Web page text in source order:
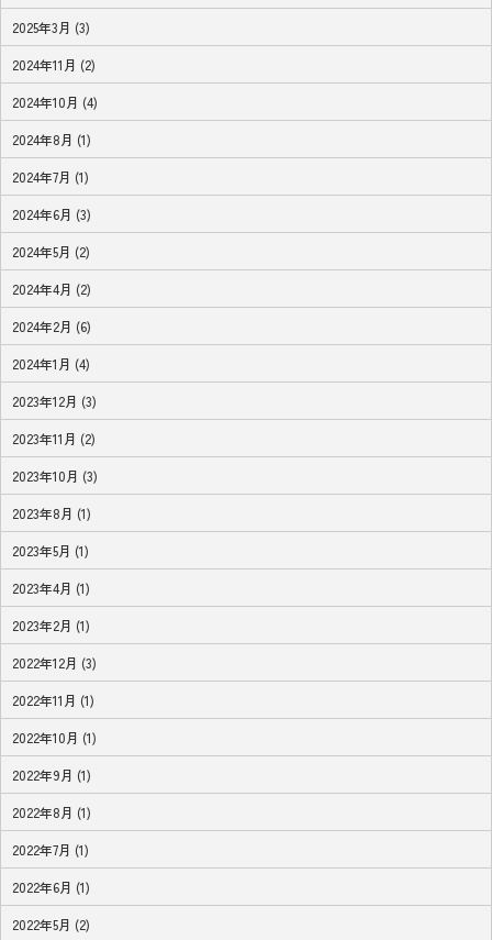
2025年3月 (3)
2024年11月 (2)
2024年10月 (4)
2024年8月 (1)
2024年7月 (1)
2024年6月 (3)
2024年5月 (2)
2024年4月 (2)
2024年2月 (6)
2024年1月 (4)
2023年12月 (3)
2023年11月 (2)
2023年10月 (3)
2023年8月 (1)
2023年5月 (1)
2023年4月 (1)
2023年2月 (1)
2022年12月 (3)
2022年11月 (1)
2022年10月 (1)
2022年9月 (1)
2022年8月 (1)
2022年7月 (1)
2022年6月 (1)
2022年5月 (2)